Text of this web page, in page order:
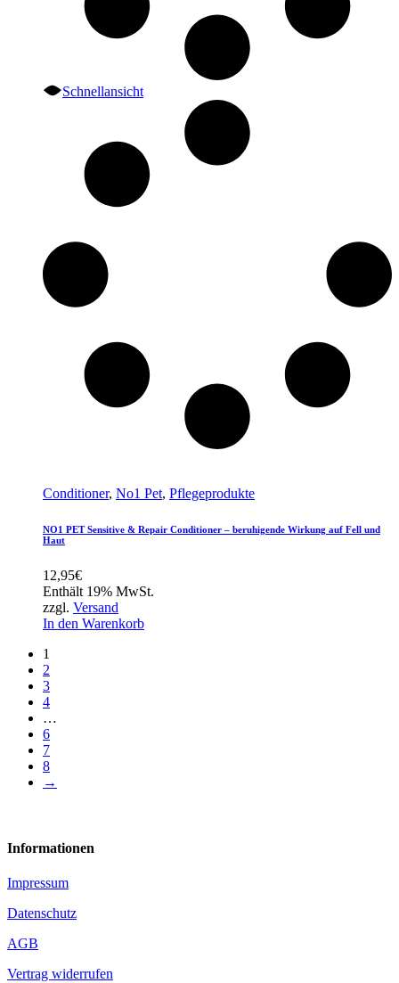
Schnellansicht
Conditioner, No1 Pet, Pflegeprodukte
NO1 PET Sensitive & Repair Conditioner – beruhigende Wirkung auf Fell und
Haut
12,95€
Enthält 19% MwSt.
zzgl. Versand
In den Warenkorb
1
2
3
4
…
6
7
8
→
Informationen
Impressum
Datenschutz
AGB
Vertrag widerrufen